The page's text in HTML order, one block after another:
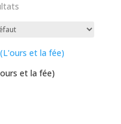
et la fée)